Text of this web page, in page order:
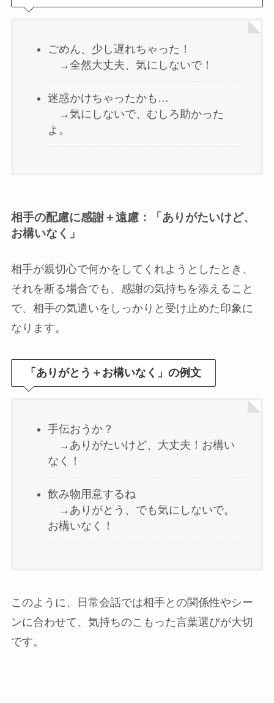
ごめん、少し遅れちゃった！
→全然大丈夫、気にしないで！
迷惑かけちゃったかも…
→気にしないで、むしろ助かった
よ。
相手の配慮に感謝＋遠慮：「ありがたいけど、
お構いなく」
相手が親切心で何かをしてくれようとしたとき、
それを断る場合でも、感謝の気持ちを添えること
で、相手の気遣いをしっかりと受け止めた印象に
なります。
「ありがとう＋お構いなく」の例文
手伝おうか？
→ありがたいけど、大丈夫！お構い
なく！
飲み物用意するね
→ありがとう、でも気にしないで。
お構いなく！
このように、日常会話では相手との関係性やシー
ンに合わせて、気持ちのこもった言葉選びが大切
です。